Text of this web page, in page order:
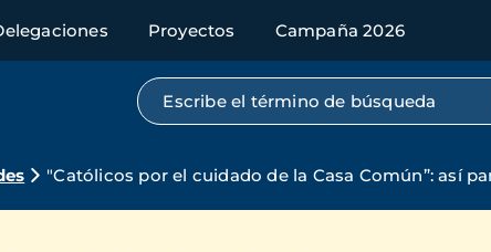
Proyectos Campaña 2026
Búsqueda por texto completo
"Católicos por el cuidado de la Casa Común”: así